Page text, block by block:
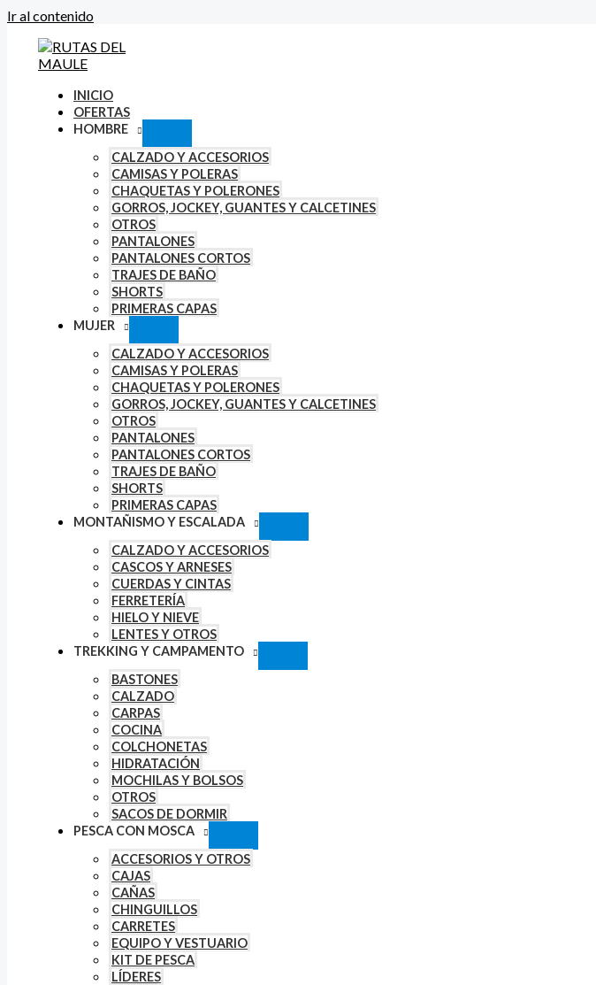
Ir al contenido
INICIO
OFERTAS
HOMBRE
CALZADO Y ACCESORIOS
CAMISAS Y POLERAS
CHAQUETAS Y POLERONES
GORROS, JOCKEY, GUANTES Y CALCETINES
OTROS
PANTALONES
PANTALONES CORTOS
TRAJES DE BAÑO
SHORTS
PRIMERAS CAPAS
MUJER
CALZADO Y ACCESORIOS
CAMISAS Y POLERAS
CHAQUETAS Y POLERONES
GORROS, JOCKEY, GUANTES Y CALCETINES
OTROS
PANTALONES
PANTALONES CORTOS
TRAJES DE BAÑO
SHORTS
PRIMERAS CAPAS
MONTAÑISMO Y ESCALADA
CALZADO Y ACCESORIOS
CASCOS Y ARNESES
CUERDAS Y CINTAS
FERRETERÍA
HIELO Y NIEVE
LENTES Y OTROS
TREKKING Y CAMPAMENTO
BASTONES
CALZADO
CARPAS
COCINA
COLCHONETAS
HIDRATACIÓN
MOCHILAS Y BOLSOS
OTROS
SACOS DE DORMIR
PESCA CON MOSCA
ACCESORIOS Y OTROS
CAJAS
CAÑAS
CHINGUILLOS
CARRETES
EQUIPO Y VESTUARIO
KIT DE PESCA
LÍDERES